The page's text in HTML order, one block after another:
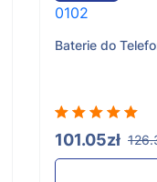
Baterie do
101.05zł